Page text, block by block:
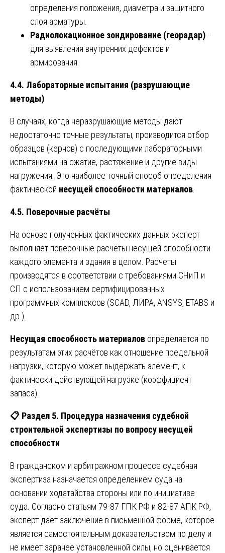
определения положения, диаметра и защитного
слоя арматуры.
Радиолокационное зондирование (георадар)—
для выявления внутренних дефектов и
армирования.
4.4. Лабораторные испытания (разрушающие
методы)
В случаях, когда неразрушающие методы дают
недостаточно точные результаты, производится отбор
образцов (кернов) с последующими лабораторными
испытаниями на сжатие, растяжение и другие виды
нагружения. Это наиболее точный способ определения
фактической несущей способности материалов
4.5. Поверочные расчёты
На основе полученных фактических данных эксперт
выполняет поверочные расчёты несущей способности
каждого элемента и здания в целом. Расчёты
производятся в соответствии с требованиями СНиП и
СП с использованием сертифицированных
программных комплексов (SCAD, ЛИРА, ANSYS, ETABS и
др.).
Несущая способность материалов определяется по
результатам этих расчётов как отношение предельной
нагрузки, которую может выдержать элемент, к
фактически действующей нагрузке (коэффициент
запаса).
📋 Раздел 5. Процедура назначения судебной
строительной экспертизы по вопросу несущей
способности
В гражданском и арбитражном процессе судебная
экспертиза назначается определением суда на
основании ходатайства стороны или по инициативе
суда. Согласно статьям 79-87 ГПК РФ и 82-87 АПК РФ,
эксперт даёт заключение в письменной форме, которое
является самостоятельным доказательством по делу и
не имеет заранее установленной силы, но оценивается